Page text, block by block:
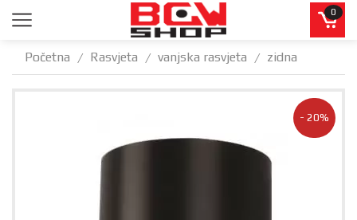
0
Početna / Rasvjeta / vanjska rasvjeta / zidna
- 20%